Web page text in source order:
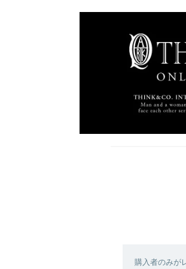
購入者のみが